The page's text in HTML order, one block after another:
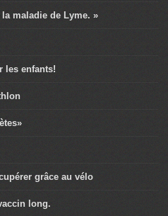
maladie de Lyme. »
les enfants!
grâce au vélo
long.